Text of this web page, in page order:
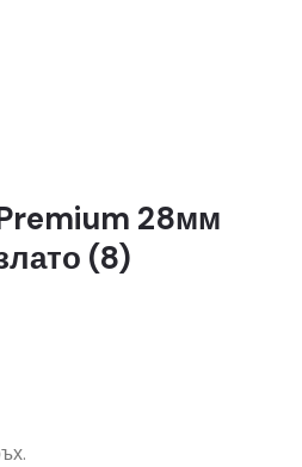
28мм
(8)